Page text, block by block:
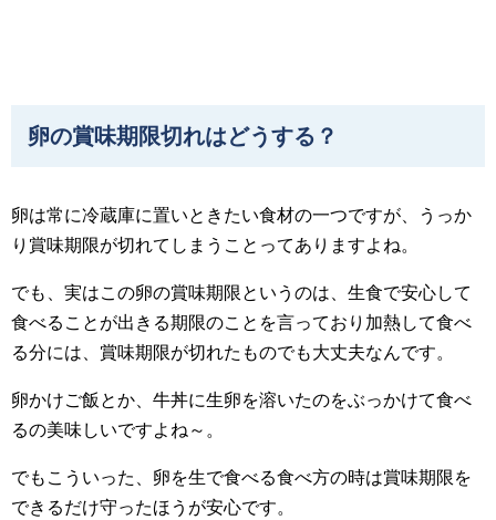
卵の賞味期限切れはどうする？
卵は常に冷蔵庫に置いときたい食材の一つですが、うっか
り賞味期限が切れてしまうことってありますよね。
でも、実はこの卵の賞味期限というのは、生食で安心して
食べることが出きる期限のことを言っており加熱して食べ
る分には、賞味期限が切れたものでも大丈夫なんです。
卵かけご飯とか、牛丼に生卵を溶いたのをぶっかけて食べ
るの美味しいですよね～。
でもこういった、卵を生で食べる食べ方の時は賞味期限を
できるだけ守ったほうが安心です。